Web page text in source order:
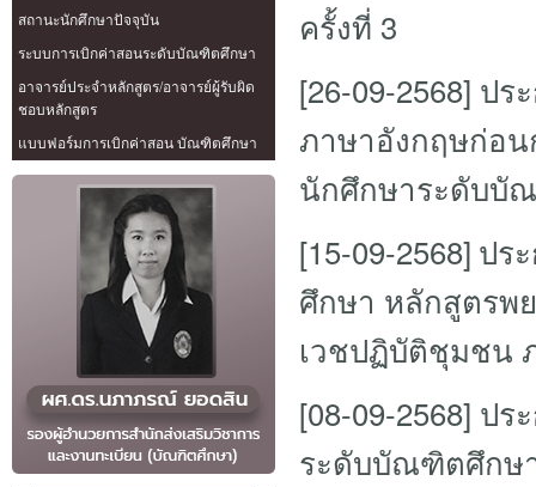
สถานะนักศึกษาปัจจุบัน
ระบบการเบิกค่าสอนระดับบัณฑิตศึกษา
อาจารย์ประจำหลักสูตร/อาจารย์ผู้รับผิด
ชอบหลักสูตร
แบบฟอร์มการเบิกค่าสอน บัณฑิตศึกษา
ครั้งที่ 3
[26-09-2568] ปร
ภาษาอังกฤษก่อน
นักศึกษาระดับบั
[15-09-2568] ปร
ศึกษา หลักสูตรพ
เวชปฏิบัติชุมชน
[08-09-2568] ปร
ระดับบัณฑิตศึกษ